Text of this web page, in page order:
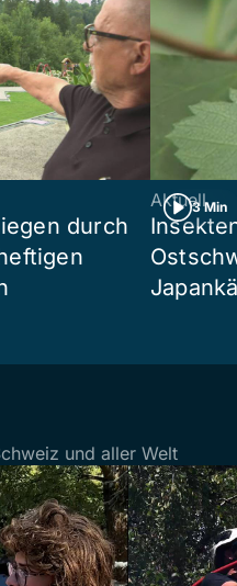
durch
3 Min
Aktuell
und aller Welt